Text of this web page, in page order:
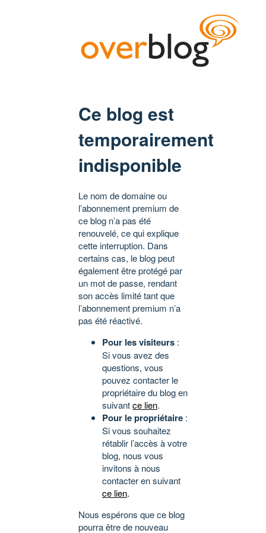
Ce blog est
temporairement
indisponible
Le nom de domaine ou
l’abonnement premium de
ce blog n’a pas été
renouvelé, ce qui explique
cette interruption. Dans
certains cas, le blog peut
également être protégé par
un mot de passe, rendant
son accès limité tant que
l’abonnement premium n’a
pas été réactivé.
Pour les visiteurs :
Si vous avez des
questions, vous
pouvez contacter le
propriétaire du blog en
suivantce lien.
Pour le propriétaire :
Si vous souhaitez
rétablir l’accès à votre
blog, nous vous
invitons à nous
contacter en suivant
ce lien.
Nous espérons que ce blog
pourra être de nouveau